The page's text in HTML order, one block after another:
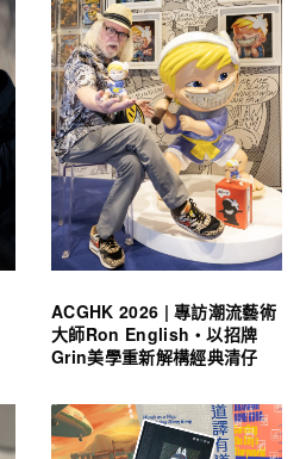
ACGHK 2026 | 專訪潮流藝術
大師Ron English・以招牌
Grin美學重新解構經典清仔